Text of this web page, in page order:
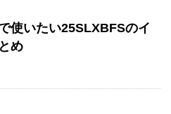
使いたい25SLXBFSのイ
め